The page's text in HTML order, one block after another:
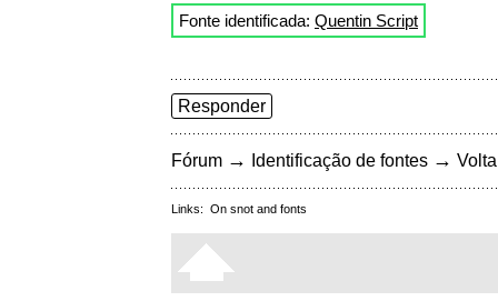
Fonte identificada: Quentin Script
Responder
Fórum → Identificação de fontes →
Links: On snot and fonts